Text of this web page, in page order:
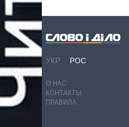
УКР РОС
О НАС
КОНТАКТЫ
ПРАВИЛА